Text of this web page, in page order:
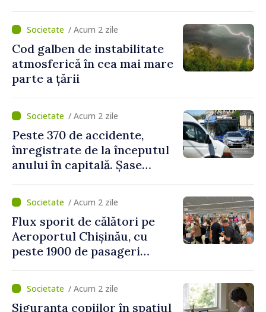
/ Acum 2 zile
Cod galben de instabilitate
atmosferică în cea mai mare
parte a țării
/ Acum 2 zile
Peste 370 de accidente,
înregistrate de la începutul
anului în capitală. Șase
/ Acum 2 zile
Flux sporit de călători pe
Aeroportul Chișinău, cu
peste 1900 de pasageri
de vârf a concediilor
/ Acum 2 zile
Siguranța copiilor în spațiul